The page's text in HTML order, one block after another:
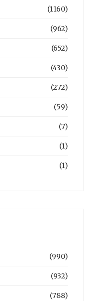
(1160)
(962)
(652)
(430)
(272)
(59)
(7)
(1)
(1)
(990)
(932)
(788)